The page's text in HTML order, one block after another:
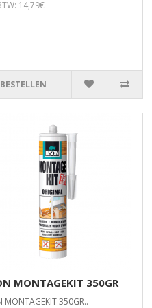
14,79€
BESTELLEN
MONTAGEKIT 350GR
MONTAGEKIT 350GR..